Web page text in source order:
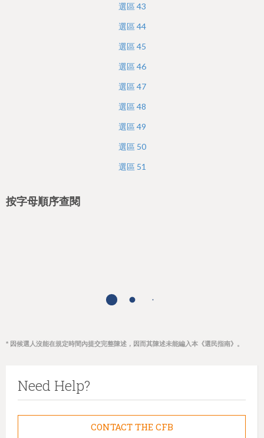
選區43
選區44
選區45
選區46
選區47
選區48
選區49
選區 50
選區 51
按字母順序查閱
* 因候選人沒能在規定時間內提交完整陳述，因而其陳述未能編入本《選民指南》。
Need Help?
CONTACT THE CFB